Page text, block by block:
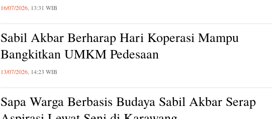
16/07/2026, 13:31 WIB
Sabil Akbar Berharap Hari Koperasi Mampu
Bangkitkan UMKM Pedesaan
13/07/2026, 14:23 WIB
Sapa Warga Berbasis Budaya Sabil Akbar Serap